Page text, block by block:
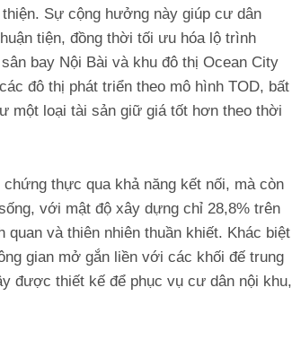
Sự cộng hưởng này giúp cư dân
tiện, đồng thời tối ưu hóa lộ trình
bay Nội Bài và khu đô thị Ocean City
đô thị phát triển theo mô hình TOD, bất
một loại tài sản giữ giá tốt hơn theo thời
thực qua khả năng kết nối, mà còn
với mật độ xây dựng chỉ 28,8% trên
và thiên nhiên thuần khiết. Khác biệt
gian mở gắn liền với các khối đế trung
được thiết kế để phục vụ cư dân nội khu,